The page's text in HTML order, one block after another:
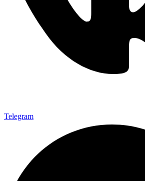
Telegram